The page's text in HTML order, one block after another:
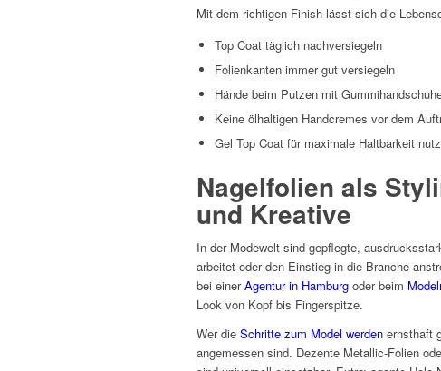
Mit dem richtigen Finish lässt sich die
Top Coat täglich nachversiegeln
Folienkanten immer gut versiegeln
Hände beim Putzen mit
Keine ölhaltigen Handcremes vor dem
Gel Top Coat für maximale Haltbarkeit
Nagelfolien als
und Kreative
In der Modewelt sind gepflegte,
arbeitet oder den Einstieg in die Branche
bei einerAgentur in Hamburg oder beim
Look von Kopf bis Fingerspitze.
Wer die Schritte zum Model werden ernsthaft
angemessen sind. Dezente Metallic-Folien